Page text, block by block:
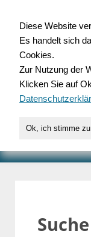
für
Suche
Diese Website
Es handelt sich
Cookies.
Zur Nutzung der
Klicken Sie auf
Ok, ich stimme zu.